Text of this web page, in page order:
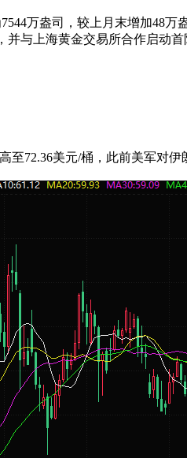
万盎司，较上月末增加48
与上海黄金交易所合作启动
至72.36美元/桶，此前美军对